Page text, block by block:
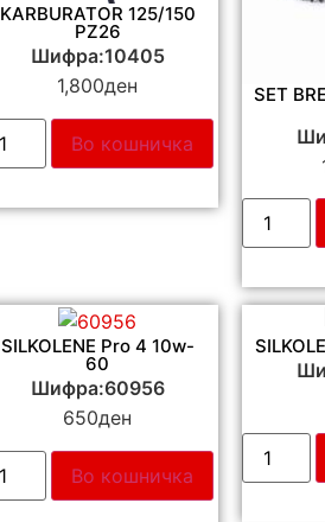
KARBURATOR 125/150
PZ26
Шифра:10405
1,800ден
Во кошничка
SET
SILKOLENE Pro 4 10w-
60
Шифра:60956
650ден
Во кошничка